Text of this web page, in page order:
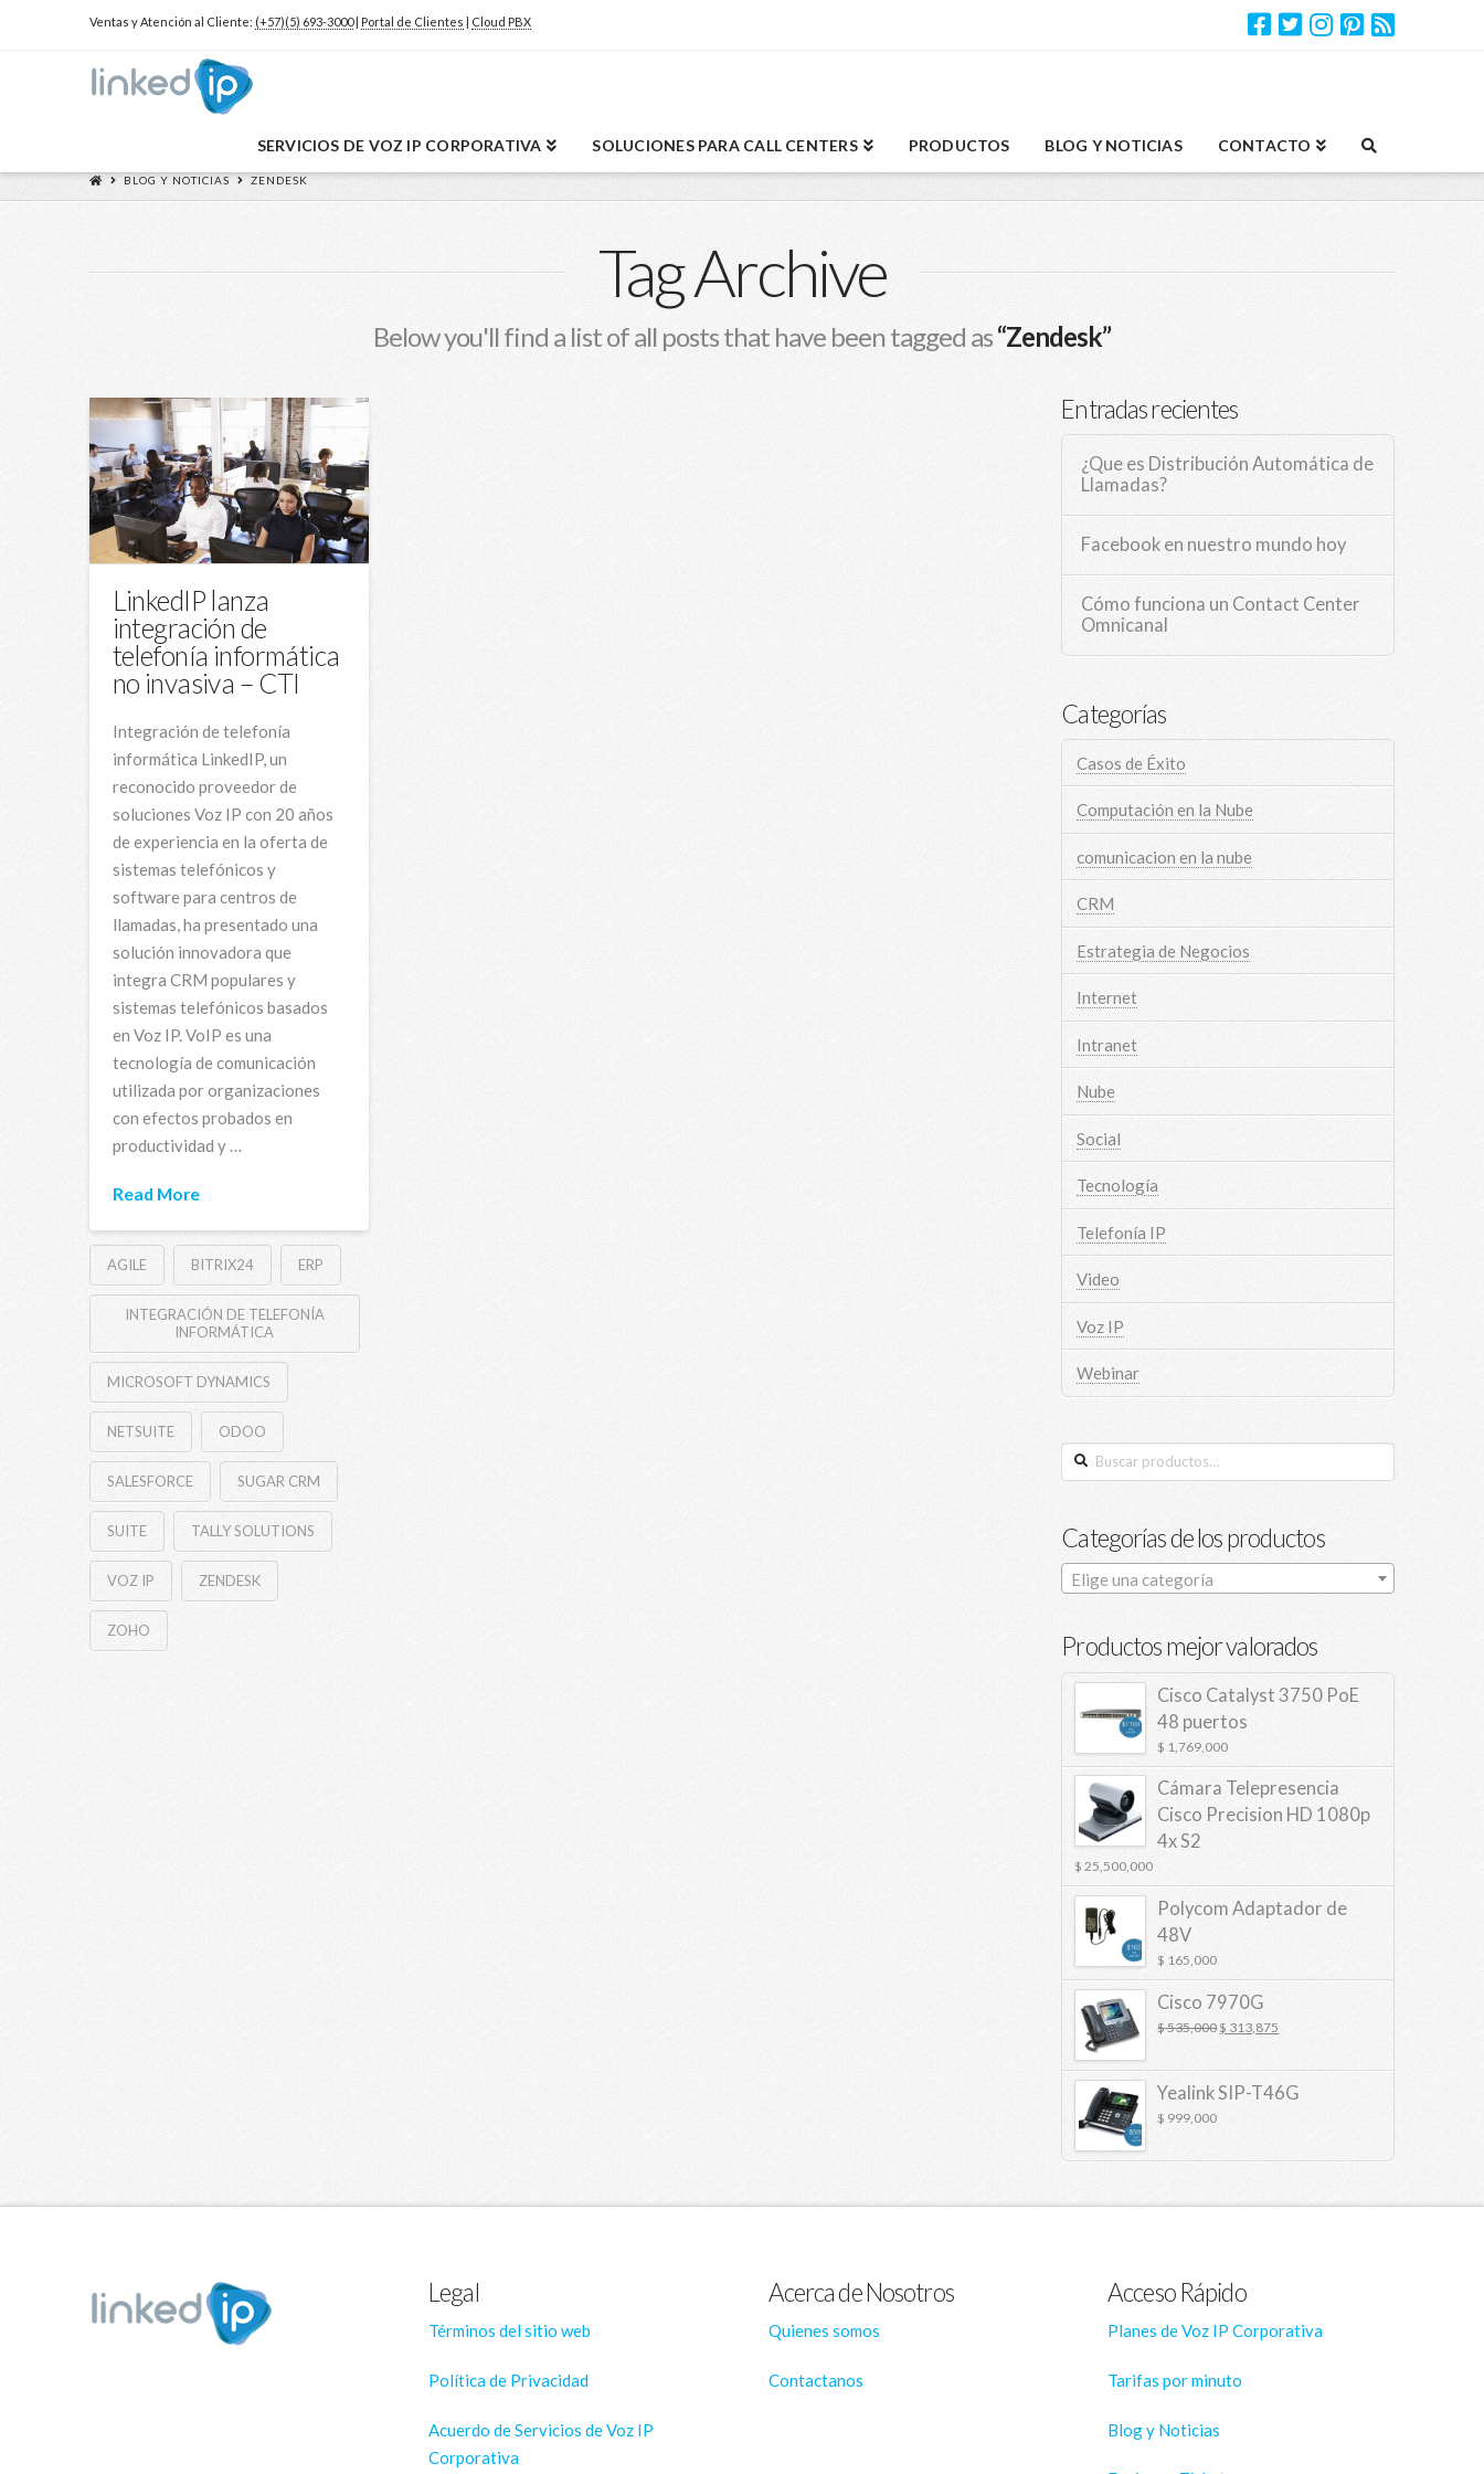
Ventas y Atención al Cliente: (+57)(5) 693-3000| Portal de Clientes | Cloud PBX
SERVICIOS DE VOZ IP CORPORATIVA SOLUCIONES PARA CALL CENTERS PRODUCTOS BLOG Y NOTICIAS CONTACTO
BLOG Y NOTICIAS ZENDESK
Tag Archive
Below you'll find a list of all posts that have been tagged as“Zendesk”
LinkedIP lanza
integración de
telefonía informática
no invasiva – CTI
Integración de telefonía
informática LinkedIP, un
reconocido proveedor de
soluciones Voz IP con 20 años
de experiencia en la oferta de
sistemas telefónicos y
software para centros de
llamadas, ha presentado una
solución innovadora que
integra CRM populares y
sistemas telefónicos basados ​​
en Voz IP. VoIP es una
tecnología de comunicación
utilizada por organizaciones
con efectos probados en
productividad y …
Read More
AGILE BITRIX24 ERP
INTEGRACIÓN DE TELEFONÍA
INFORMÁTICA
MICROSOFT DYNAMICS
NETSUITE ODOO
SALESFORCE SUGAR CRM
SUITE TALLY SOLUTIONS
VOZ IP ZENDESK
ZOHO
Entradas recientes
¿Que es Distribución Automática de
Llamadas?
Facebook en nuestro mundo hoy
Cómo funciona un Contact Center
Omnicanal
Categorías
Casos de Éxito
Computación en la Nube
comunicacion en la nube
CRM
Estrategia de Negocios
Internet
Intranet
Nube
Social
Tecnología
Telefonía IP
Video
Voz IP
Webinar
Buscar
por:
Categorías de los productos
Elige una categoría
Productos mejor valorados
Cisco Catalyst 3750 PoE
48 puertos
$ 1,769,000
Cámara Telepresencia
Cisco Precision HD 1080p
4x S2
$ 25,500,000
Polycom Adaptador de
48V
$ 165,000
Cisco 7970G
$535,000$ 313,875
Yealink SIP-T46G
$ 999,000
Legal
Términos del sitio web
Política de Privacidad
Acuerdo de Servicios de Voz IP
Corporativa
Acerca de Nosotros
Quienes somos
Contactanos
Acceso Rápido
Planes de Voz IP Corporativa
Tarifas por minuto
Blog y Noticias